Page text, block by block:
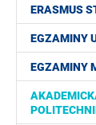
ERASMUS
EGZAMINY
EGZAMINY